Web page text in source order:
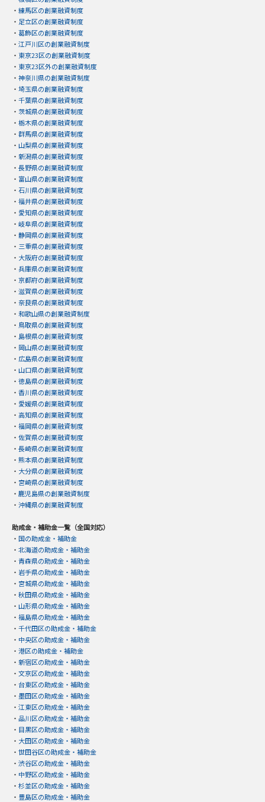
・ 練馬区の創業融資制度
・ 足立区の創業融資制度
・ 葛飾区の創業融資制度
・ 江戸川区の創業融資制度
・ 東京23区の創業融資制度
・ 東京23区外の創業融資制度
・ 神奈川県の創業融資制度
・ 埼玉県の創業融資制度
・ 千葉県の創業融資制度
・ 茨城県の創業融資制度
・ 栃木県の創業融資制度
・ 群馬県の創業融資制度
・ 山梨県の創業融資制度
・ 新潟県の創業融資制度
・ 長野県の創業融資制度
・ 富山県の創業融資制度
・ 石川県の創業融資制度
・ 福井県の創業融資制度
・ 愛知県の創業融資制度
・ 岐阜県の創業融資制度
・ 静岡県の創業融資制度
・ 三重県の創業融資制度
・ 大阪府の創業融資制度
・ 兵庫県の創業融資制度
・ 京都府の創業融資制度
・ 滋賀県の創業融資制度
・ 奈良県の創業融資制度
・ 和歌山県の創業融資制度
・ 鳥取県の創業融資制度
・ 島根県の創業融資制度
・ 岡山県の創業融資制度
・ 広島県の創業融資制度
・ 山口県の創業融資制度
・ 徳島県の創業融資制度
・ 香川県の創業融資制度
・ 愛媛県の創業融資制度
・ 高知県の創業融資制度
・ 福岡県の創業融資制度
・ 佐賀県の創業融資制度
・ 長崎県の創業融資制度
・ 熊本県の創業融資制度
・ 大分県の創業融資制度
・ 宮崎県の創業融資制度
・ 鹿児島県の創業融資制度
・ 沖縄県の創業融資制度
助成金・補助金一覧（全国対応）
・ 国の助成金・補助金
・ 北海道の助成金・補助金
・ 青森県の助成金・補助金
・ 岩手県の助成金・補助金
・ 宮城県の助成金・補助金
・ 秋田県の助成金・補助金
・ 山形県の助成金・補助金
・ 福島県の助成金・補助金
・ 千代田区の助成金・補助金
・ 中央区の助成金・補助金
・ 港区の助成金・補助金
・ 新宿区の助成金・補助金
・ 文京区の助成金・補助金
・ 台東区の助成金・補助金
・ 墨田区の助成金・補助金
・ 江東区の助成金・補助金
・ 品川区の助成金・補助金
・ 目黒区の助成金・補助金
・ 大田区の助成金・補助金
・ 世田谷区の助成金・補助金
・ 渋谷区の助成金・補助金
・ 中野区の助成金・補助金
・ 杉並区の助成金・補助金
・ 豊島区の助成金・補助金